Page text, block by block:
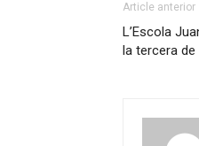
Article anterior
L’Escola
la tercera de